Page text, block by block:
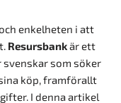
enkelheten i att
Resursbankär ett
som söker
köp, framförallt
I denna artikel